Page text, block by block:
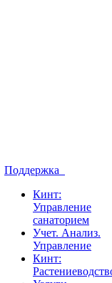
Поддержка
Кинт:
Управление
санаторием
Учет. Анализ.
Управление
Кинт: